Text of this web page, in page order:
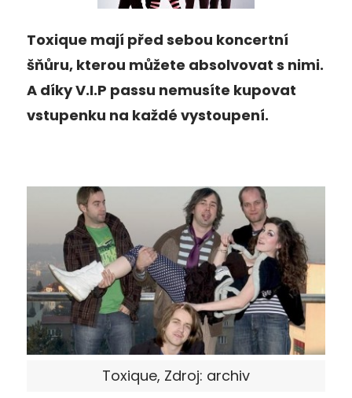
Toxique mají před sebou koncertní
šňůru, kterou můžete absolvovat s nimi.
A díky V.I.P passu nemusíte kupovat
vstupenku na každé vystoupení.
Toxique, Zdroj: archiv